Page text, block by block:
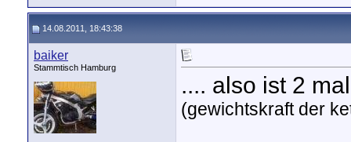
14.08.2011, 18:43:38
baiker
Stammtisch Hamburg
.... also ist 2
(gewichtskraft der